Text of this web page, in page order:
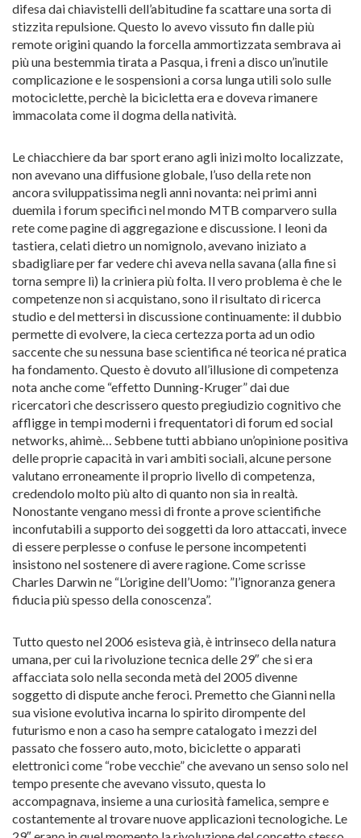
difesa dai chiavistelli dell’abitudine fa scattare una sorta di
stizzita repulsione. Questo lo avevo vissuto fin dalle più
remote origini quando la forcella ammortizzata sembrava ai
più una bestemmia tirata a Pasqua, i freni a disco un’inutile
complicazione e le sospensioni a corsa lunga utili solo sulle
motociclette, perchè la bicicletta era e doveva rimanere
immacolata come il dogma della natività.
Le chiacchiere da bar sport erano agli inizi molto localizzate,
non avevano una diffusione globale, l’uso della rete non
ancora sviluppatissima negli anni novanta: nei primi anni
duemila i forum specifici nel mondo MTB comparvero sulla
rete come pagine di aggregazione e discussione. I leoni da
tastiera, celati dietro un nomignolo, avevano iniziato a
sbadigliare per far vedere chi aveva nella savana (alla fine si
torna sempre lì) la criniera più folta. Il vero problema è che le
competenze non si acquistano, sono il risultato di ricerca
studio e del mettersi in discussione continuamente: il dubbio
permette di evolvere, la cieca certezza porta ad un odio
saccente che su nessuna base scientifica né teorica né pratica
ha fondamento. Questo è dovuto all’illusione di competenza
nota anche come “effetto Dunning-Kruger” dai due
ricercatori che descrissero questo pregiudizio cognitivo che
affligge in tempi moderni i frequentatori di forum ed social
networks, ahimè… Sebbene tutti abbiano un’opinione positiva
delle proprie capacità in vari ambiti sociali, alcune persone
valutano erroneamente il proprio livello di competenza,
credendolo molto più alto di quanto non sia in realtà.
Nonostante vengano messi di fronte a prove scientifiche
inconfutabili a supporto dei soggetti da loro attaccati, invece
di essere perplesse o confuse le persone incompetenti
insistono nel sostenere di avere ragione. Come scrisse
Charles Darwin ne “L’origine dell’Uomo: ”l’ignoranza genera
fiducia più spesso della conoscenza”.
Tutto questo nel 2006 esisteva già, è intrinseco della natura
umana, per cui la rivoluzione tecnica delle 29″ che si era
affacciata solo nella seconda metà del 2005 divenne
soggetto di dispute anche feroci. Premetto che Gianni nella
sua visione evolutiva incarna lo spirito dirompente del
futurismo e non a caso ha sempre catalogato i mezzi del
passato che fossero auto, moto, biciclette o apparati
elettronici come “robe vecchie” che avevano un senso solo nel
tempo presente che avevano vissuto, questa lo
accompagnava, insieme a una curiosità famelica, sempre e
costantemente al trovare nuove applicazioni tecnologiche. Le